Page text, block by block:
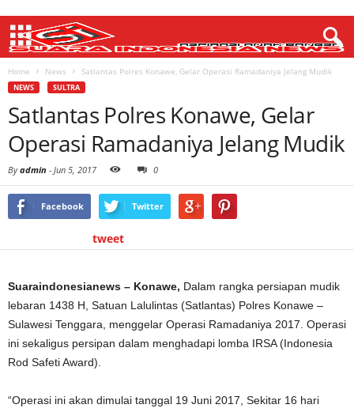
Home News Satlantas Polres Konawe, Gelar Operasi Ramadaniya Jelang Mudik
NEWS SULTRA
Satlantas Polres Konawe, Gelar
Operasi Ramadaniya Jelang Mudik
Byadmin - Jun 5, 2017 0
Facebook Twitter
tweet
Suaraindonesianews – Konawe, Dalam rangka persiapan mudik
lebaran 1438 H, Satuan Lalulintas (Satlantas) Polres Konawe –
Sulawesi Tenggara, menggelar Operasi Ramadaniya 2017. Operasi
ini sekaligus persipan dalam menghadapi lomba IRSA (Indonesia
Rod Safeti Award).
“Operasi ini akan dimulai tanggal 19 Juni 2017, Sekitar 16 hari